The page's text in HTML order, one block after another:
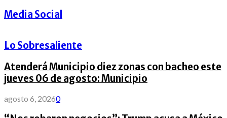
Media Social
Lo Sobresaliente
Atenderá Municipio diez zonas con bacheo este
jueves 06 de agosto: Municipio
agosto 6, 20260